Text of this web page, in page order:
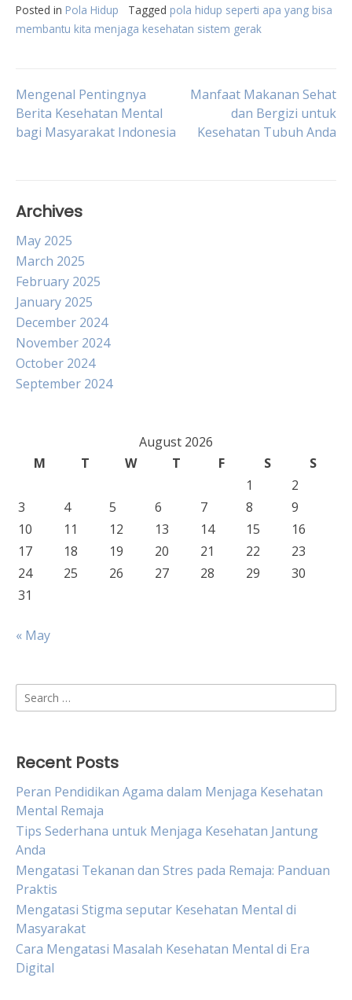
Posted in Pola Hidup Tagged pola hidup seperti apa yang bisa
membantu kita menjaga kesehatan sistem gerak
Post
navigation
Mengenal Pentingnya
Berita Kesehatan Mental
bagi Masyarakat Indonesia
Manfaat Makanan Sehat
dan Bergizi untuk
Kesehatan Tubuh Anda
Archives
May 2025
March 2025
February 2025
January 2025
December 2024
November 2024
October 2024
September 2024
August 2026
M
T W T F S
S
1
2
3
4 5 6 7 8
9
10
11 12 13 14 15
16
17
18 19 20 21 22
23
24
25 26 27 28 29
30
31
« May
Search
for:
Recent Posts
Peran Pendidikan Agama dalam Menjaga Kesehatan
Mental Remaja
Tips Sederhana untuk Menjaga Kesehatan Jantung
Anda
Mengatasi Tekanan dan Stres pada Remaja: Panduan
Praktis
Mengatasi Stigma seputar Kesehatan Mental di
Masyarakat
Cara Mengatasi Masalah Kesehatan Mental di Era
Digital